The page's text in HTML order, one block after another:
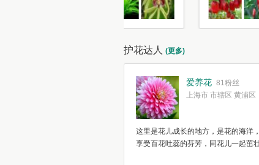
护花达人 (更多)
爱养花 81粉丝
上海市 市辖区 黄浦区
这里是花儿成长的地方，是花的海洋
享受百花吐蕊的芬芳，同花儿一起茁壮